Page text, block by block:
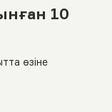
10
өзіне